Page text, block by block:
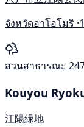
จังหวัดอาโอโมริ ·
สวนสาธารณะ
Kouyou
江陽緑地